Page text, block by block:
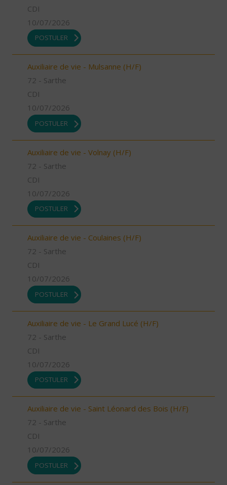
CDI
10/07/2026
POSTULER
Auxiliaire de vie - Mulsanne (H/F)
72 - Sarthe
CDI
10/07/2026
POSTULER
Auxiliaire de vie - Volnay (H/F)
72 - Sarthe
CDI
10/07/2026
POSTULER
Auxiliaire de vie - Coulaines (H/F)
72 - Sarthe
CDI
10/07/2026
POSTULER
Auxiliaire de vie - Le Grand Lucé (H/F)
72 - Sarthe
CDI
10/07/2026
POSTULER
Auxiliaire de vie - Saint Léonard des Bois (H/F)
72 - Sarthe
CDI
10/07/2026
POSTULER